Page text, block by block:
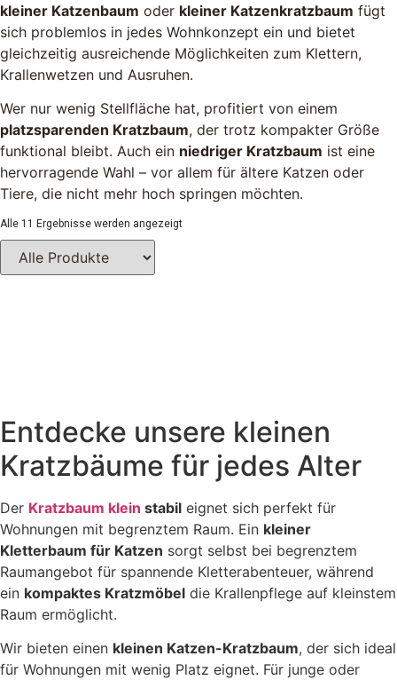
kleiner Katzenbaum oder kleiner Katzenkratzbaum fügt
sich problemlos in jedes Wohnkonzept ein und bietet
gleichzeitig ausreichende Möglichkeiten zum Klettern,
Krallenwetzen und Ausruhen.
Wer nur wenig Stellfläche hat, profitiert von einem
platzsparenden Kratzbaum, der trotz kompakter Größe
funktional bleibt. Auch ein niedriger Kratzbaum ist eine
hervorragende Wahl – vor allem für ältere Katzen oder
Tiere, die nicht mehr hoch springen möchten.
Alle 11 Ergebnisse werden angezeigt
Entdecke unsere kleinen
Kratzbäume für jedes Alter
Der Kratzbaum klein stabil eignet sich perfekt für
Wohnungen mit begrenztem Raum. Ein kleiner
Kletterbaum für Katzen sorgt selbst bei begrenztem
Raumangebot für spannende Kletterabenteuer, während
ein kompaktes Kratzmöbel die Krallenpflege auf kleinstem
Raum ermöglicht.
Wir bieten einen kleinen Katzen-Kratzbaum, der sich ideal
für Wohnungen mit wenig Platz eignet. Für junge oder